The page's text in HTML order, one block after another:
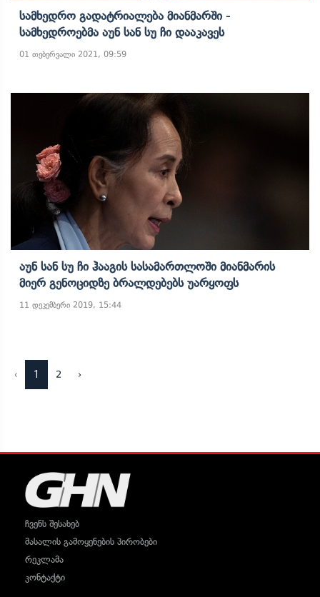
Სამხედრო Გადატრიალება Მიანმარში -
Სამხედროებმა Აუნ Სან Სუ Ჩი Დააკავეს
01 თებერვალი 2021, 09:59
Აუნ Სან Სუ Ჩი Ჰააგის Სასამართლოში Მიანმარის
Მიერ Გენოციდზე Ბრალდებებს Უარყოფს
11 დეკემბერი 2019, 15:44
‹ 1 2 ›
ჩვენს შესახებ
მასალის გამოყენების პირობები
რეკლამა
კონტაქტი